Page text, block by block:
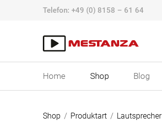
Telefon: +49 (0) 8158 – 61 64
Home Shop Blog
Shop / Produktart / Lautsprecher